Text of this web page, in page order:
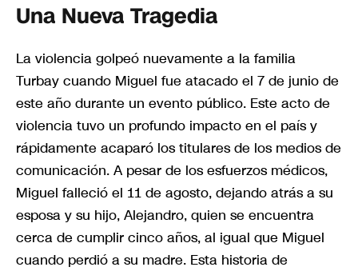
Una Nueva Tragedia
La violencia golpeó nuevamente a la familia
Turbay cuando Miguel fue atacado el 7 de junio de
este año durante un evento público. Este acto de
violencia tuvo un profundo impacto en el país y
rápidamente acaparó los titulares de los medios de
comunicación. A pesar de los esfuerzos médicos,
Miguel falleció el 11 de agosto, dejando atrás a su
esposa y su hijo, Alejandro, quien se encuentra
cerca de cumplir cinco años, al igual que Miguel
cuando perdió a su madre. Esta historia de